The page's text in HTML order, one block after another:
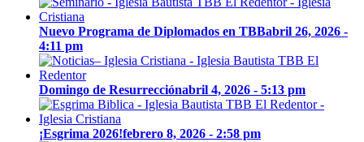
Nuevo Programa de Diplomados en TBBabril 26, 2026 -
4:11 pm
Domingo de Resurrecciónabril 4, 2026 - 5:13 pm
¡Esgrima 2026!febrero 8, 2026 - 2:58 pm